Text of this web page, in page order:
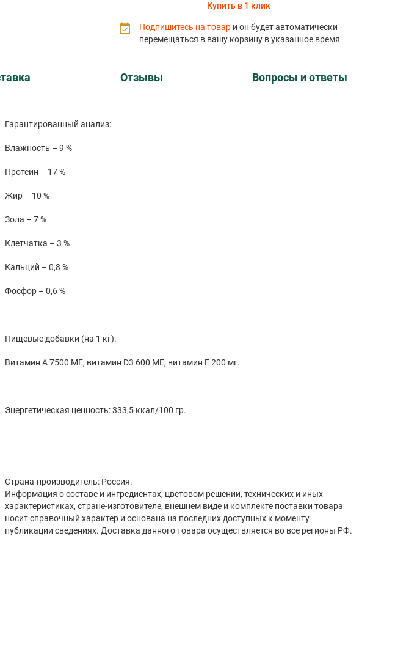
Купить в 1 клик
Подпишитесь на товар и он будет автоматически
перемещаться в вашу корзину в указанное время
Отзывы Вопросы и ответы
Гарантированный анализ:
Влажность – 9 %
Протеин – 17 %
Жир – 10 %
Зола – 7 %
Клетчатка – 3 %
Кальций – 0,8 %
Фосфор – 0,6 %
Пищевые добавки (на 1 кг):
Витамин A 7500 МЕ, витамин D3 600 МЕ, витамин Е 200 мг.
Энергетическая ценность: 333,5 ккал/100 гр.
Страна-производитель: Россия.
Информация о составе и ингредиентах, цветовом решении, технических и иных
характеристиках, стране-изготовителе, внешнем виде и комплекте поставки товара
носит справочный характер и основана на последних доступных к моменту
публикации сведениях. Доставка данного товара осуществляется во все регионы РФ.